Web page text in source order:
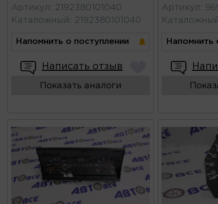
Артикул : 2192380101040
Каталожный : 2192380101040
Напомнить о поступлении
Написать отзыв
Показать аналоги
Артикул :
Напомнить